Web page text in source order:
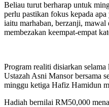
Beliau turut berharap untuk
perlu pastikan fokus kepada
iaitu marhaban, berzanji, mawal
membezakan keempat-empat
Program realiti disiarkan
Ustazah Asni Mansor bersama
minggu ketiga Hafiz Hamidun
Hadiah bernilai RM50,000